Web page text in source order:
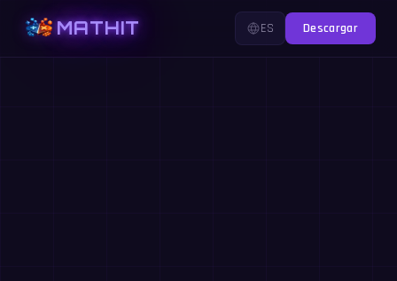
MATHIT ES Descargar